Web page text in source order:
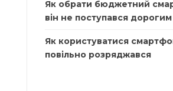
Як обрати бюджетний
він не поступався
Як користуватися
повільно розряджався